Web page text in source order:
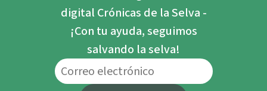
digital Crónicas de la Selva -
¡Con tu ayuda, seguimos
salvando la selva!